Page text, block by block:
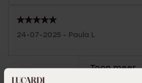
24-07-2025 - Paula L.
Toon meer